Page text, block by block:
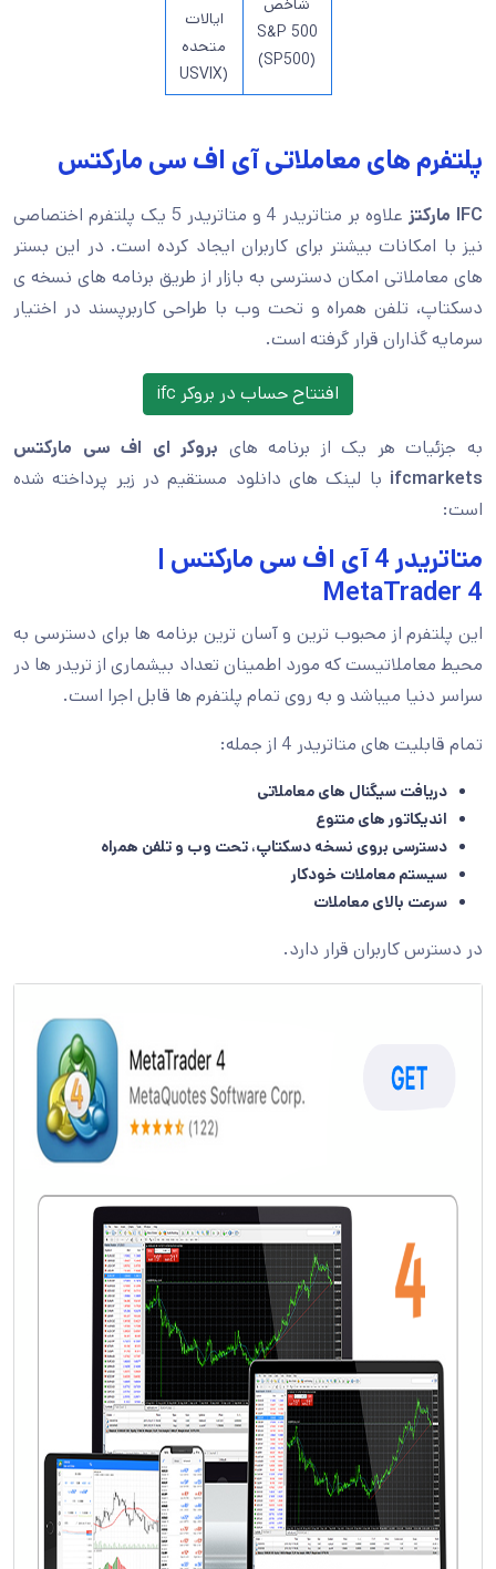
شاخص
S&P 500
(SP500)
ایالات
متحده
(USVIX
پلتفرم های معاملاتی آی اف سی مارکتس
IFC مارکتز
علاوه بر متاتریدر 4 و متاتریدر 5 یک پلتفرم اختصاصی
نیز با امکانات بیشتر برای کاربران ایجاد کرده است. در این بستر
های معاملاتی امکان دسترسی به بازار از طریق برنامه های نسخه ی
دسکتاپ، تلفن همراه و تحت وب با طراحی کاربرپسند در اختیار
سرمایه گذاران قرار گرفته است.
افتتاح حساب در بروکر ifc
به جزئیات هر یک از برنامه های بروکر ای اف سی مارکتس
ifcmarkets با لینک های دانلود مستقیم در زیر پرداخته شده
است:
متاتریدر 4 آی اف سی مارکتس |
MetaTrader 4
این پلتفرم از محبوب ترین و آسان ترین برنامه ها برای دسترسی به
محیط معاملاتیست که مورد اطمینان تعداد بیشماری از تریدر ها در
سراسر دنیا میباشد و به روی تمام پلتفرم ها قابل اجرا است.
تمام قابلیت های متاتریدر 4 از جمله:
دریافت سیگنال های معاملاتی
اندیکاتور های متنوع
دسترسی بروی نسخه دسکتاپ، تحت وب و تلفن همراه
سیستم معاملات خودکار
سرعت بالای معاملات
در دسترس کاربران قرار دارد.